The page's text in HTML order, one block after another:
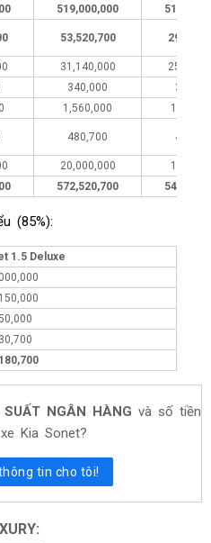
519,000,000
53,520,700
31,140,000
340,000
1,560,000
480,700
20,000,000
572,520,700
(85%):
1.5 Deluxe
NGÂN HÀNG và số tiền
Kia Sonet?
tin cho tôi!
: